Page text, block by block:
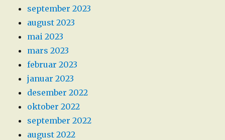
september 2023
august 2023
mai 2023
mars 2023
februar 2023
januar 2023
desember 2022
oktober 2022
september 2022
august 2022